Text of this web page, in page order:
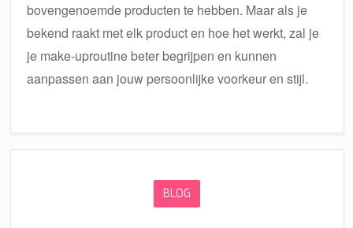
bovengenoemde producten te hebben. Maar als je
bekend raakt met elk product en hoe het werkt, zal je
je make-uproutine beter begrijpen en kunnen
aanpassen aan jouw persoonlijke voorkeur en stijl.
BLOG